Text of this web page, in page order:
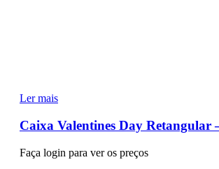
Ler mais
Caixa Valentines Day Retangular
Faça login para ver os preços